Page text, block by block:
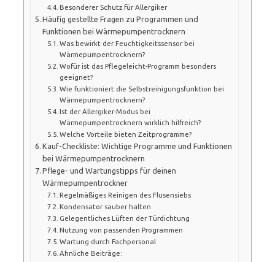
Besonderer Schutz für Allergiker
Häufig gestellte Fragen zu Programmen und
Funktionen bei Wärmepumpentrocknern
Was bewirkt der Feuchtigkeitssensor bei
Wärmepumpentrocknern?
Wofür ist das Pflegeleicht-Programm besonders
geeignet?
Wie funktioniert die Selbstreinigungsfunktion bei
Wärmepumpentrocknern?
Ist der Allergiker-Modus bei
Wärmepumpentrocknern wirklich hilfreich?
Welche Vorteile bieten Zeitprogramme?
Kauf-Checkliste: Wichtige Programme und Funktionen
bei Wärmepumpentrocknern
Pflege- und Wartungstipps für deinen
Wärmepumpentrockner
Regelmäßiges Reinigen des Flusensiebs
Kondensator sauber halten
Gelegentliches Lüften der Türdichtung
Nutzung von passenden Programmen
Wartung durch Fachpersonal
Ähnliche Beiträge: